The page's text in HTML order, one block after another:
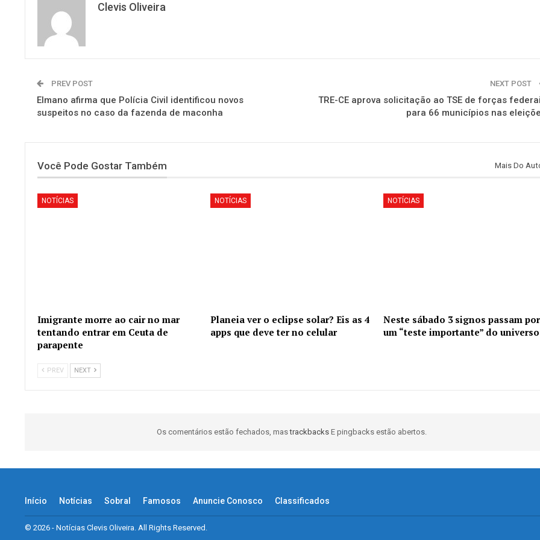
Clevis Oliveira
PREV POST
Elmano afirma que Polícia Civil identificou novos
suspeitos no caso da fazenda de maconha
NEXT POST
TRE-CE aprova solicitação ao TSE de forças
para 66 municípios nas
Você Pode Gostar Também Mais Do
NOTÍCIAS
Imigrante morre ao cair no mar
tentando entrar em Ceuta de
parapente
NOTÍCIAS
Planeia ver o eclipse solar? Eis as 4
apps que deve ter no celular
NOTÍCIAS
Neste sábado 3 signos passam por
um “teste importante” do universo
PREV NEXT
Os comentários estão fechados, mastrackbacks E pingbacks estão abertos.
Início Notícias Sobral Famosos Anuncie Conosco Classificados
© 2026 - Notícias Clevis Oliveira. All Rights Reserved.